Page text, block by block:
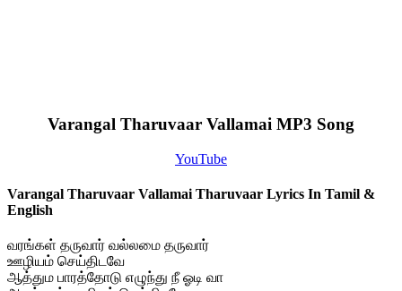
Varangal Tharuvaar Vallamai MP3 Song
YouTube
Varangal Tharuvaar Vallamai Tharuvaar Lyrics In Tamil &
English
வரங்கள் தருவார் வல்லமை தருவார்
ஊழியம் செய்திடவே
ஆத்தும பாரத்தோடு எழுந்து நீ ஓடி வா